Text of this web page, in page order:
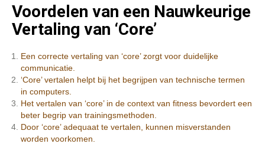
Voordelen van een Nauwkeurige
Vertaling van ‘Core’
Een correcte vertaling van ‘core’ zorgt voor duidelijke
communicatie.
‘Core’ vertalen helpt bij het begrijpen van technische termen
in computers.
Het vertalen van ‘core’ in de context van fitness bevordert een
beter begrip van trainingsmethoden.
Door ‘core’ adequaat te vertalen, kunnen misverstanden
worden voorkomen.